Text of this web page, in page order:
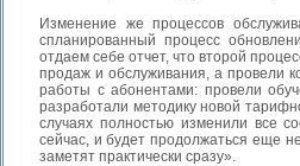
Изменение же процессов
спланированный процесс
отдаем себе отчет, что второй
продаж и обслуживания, а провели
работы с абонентами: провели
разработали методику новой
случаях полностью изменили все
сейчас, и будет продолжаться еще
заметят практически сразу».